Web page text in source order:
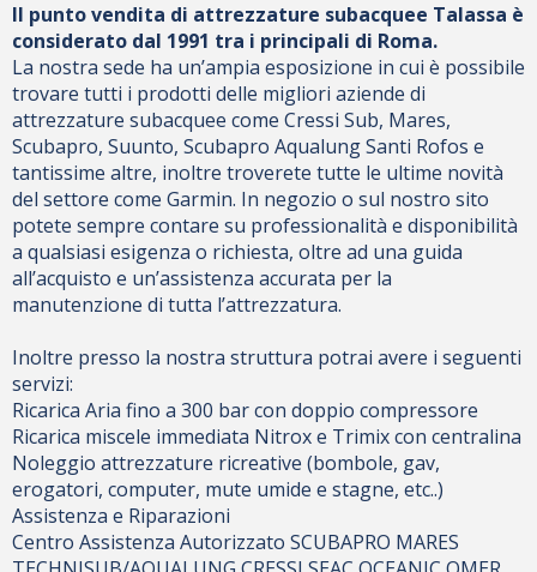
Il punto vendita di attrezzature subacquee Talassa è
considerato dal 1991 tra i principali di Roma.
La nostra sede ha un’ampia esposizione in cui è possibile
trovare tutti i prodotti delle migliori aziende di
attrezzature subacquee come Cressi Sub, Mares,
Scubapro, Suunto, Scubapro Aqualung Santi Rofos e
tantissime altre, inoltre troverete tutte le ultime novità
del settore come Garmin. In negozio o sul nostro sito
potete sempre contare su professionalità e disponibilità
a qualsiasi esigenza o richiesta, oltre ad una guida
all’acquisto e un’assistenza accurata per la
manutenzione di tutta l’attrezzatura.
Inoltre presso la nostra struttura potrai avere i seguenti
servizi:
Ricarica Aria fino a 300 bar con doppio compressore
Ricarica miscele immediata Nitrox e Trimix con centralina
Noleggio attrezzature ricreative (bombole, gav,
erogatori, computer, mute umide e stagne, etc..)
Assistenza e Riparazioni
Centro Assistenza Autorizzato SCUBAPRO MARES